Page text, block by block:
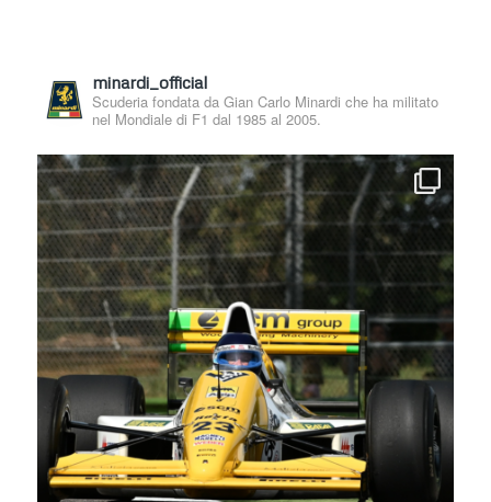
minardi_official
Scuderia fondata da Gian Carlo Minardi che ha militato
nel Mondiale di F1 dal 1985 al 2005.